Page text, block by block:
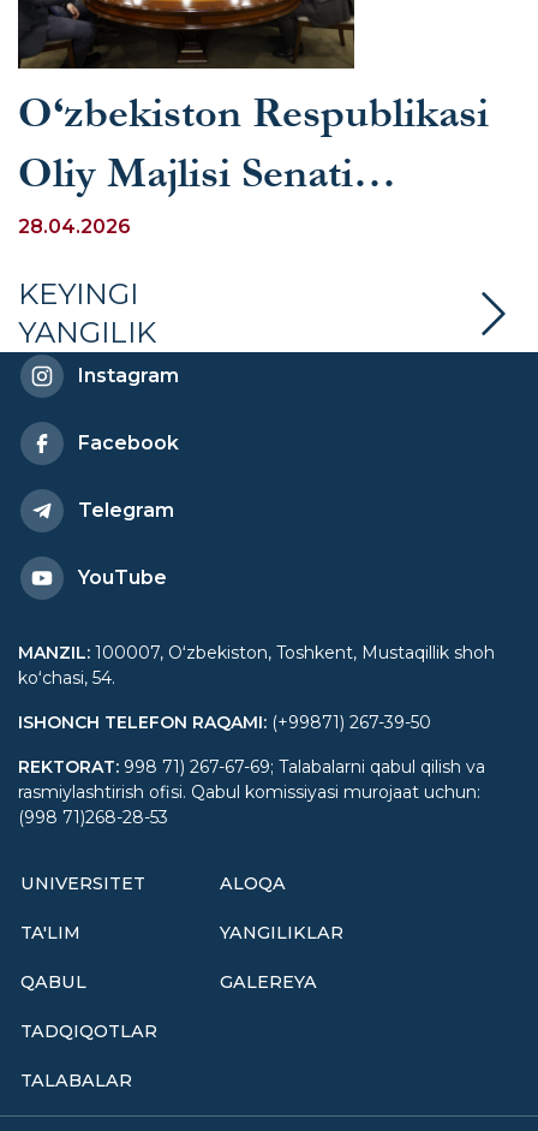
O‘zbekiston Respublikasi
Oliy Majlisi Senati
Qo‘mitasi yig‘ilishida JIDU
talabalari ishtirok etdi
28.04.2026
KEYINGI
YANGILIK
Instagram
Facebook
Telegram
YouTube
MANZIL: 100007, Oʻzbekiston, Toshkent, Mustaqillik shoh
koʻchasi, 54.
ISHONCH TELEFON RAQAMI: (+99871) 267-39-50
REKTORAT: 998 71) 267-67-69; Talabalarni qabul qilish va
rasmiylashtirish ofisi. Qabul komissiyasi murojaat uchun:
(998 71)268-28-53
UNIVERSITET
TA'LIM
QABUL
TADQIQOTLAR
TALABALAR
ALOQA
YANGILIKLAR
GALEREYA